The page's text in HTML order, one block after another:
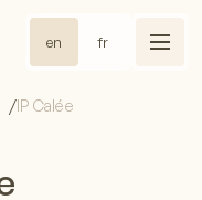
en fr
IP Calée